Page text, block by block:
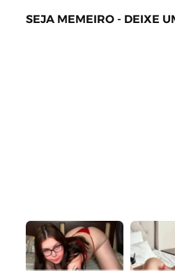
SEJA MEMEIRO - DEIXE